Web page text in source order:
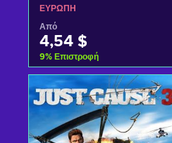
(DLC) Steam Key (PC)
ΕΥΡΏΠΗ
Από
4,54 $
9% Επιστροφή
Προσθήκη στο καλάθι
Δείτε προσφορές